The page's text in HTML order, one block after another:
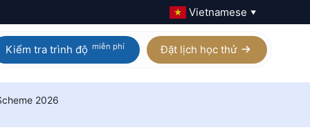
Vietnamese ▼
Kiểm tra trình độ miễn phí Đặt lịch học thử
2026